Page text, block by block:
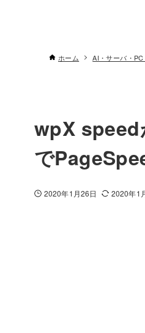
ホーム AI・サーバ・
wpX speed
で
2020年1月26日 2020年1